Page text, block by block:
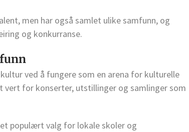
men har også samlet ulike samfunn, og
og konkurranse.
ved å fungere som en arena for kulturelle
for konserter, utstillinger og samlinger som
populært valg for lokale skoler og